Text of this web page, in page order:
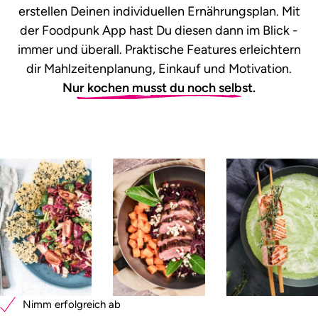
erstellen Deinen individuellen Ernährungsplan. Mit
der Foodpunk App hast Du diesen dann im Blick -
immer und überall. Praktische Features erleichtern
dir Mahlzeitenplanung, Einkauf und Motivation.
Nur kochen musst du noch selbst.
Nimm erfolgreich ab